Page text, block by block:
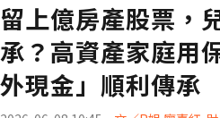
留上億房產股票，
承？高資產家庭用
外現金」順利傳承